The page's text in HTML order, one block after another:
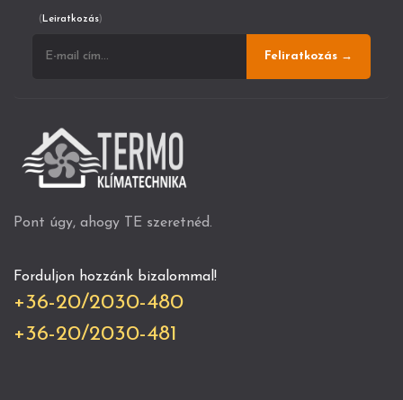
(Leiratkozás)
Feliratkozás →
Pont úgy, ahogy TE szeretnéd.
Forduljon hozzánk bizalommal!
+36-20/2030-480
+36-20/2030-481